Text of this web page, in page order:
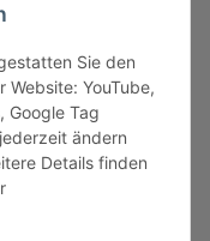
Sie den
Website: YouTube,
Google Tag
ändern
Details finden